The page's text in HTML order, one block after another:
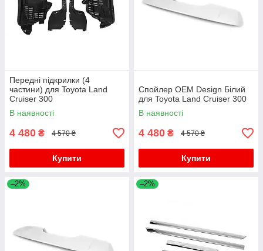
Передні підкрилки (4
частини) для Toyota Land
Cruiser 300
В наявності
4 480 ₴ 4 570 ₴
Купити
Спойлер OEM Design Білий
для Toyota Land Cruiser 300
В наявності
4 480 ₴ 4 570 ₴
Купити
–2% –2%